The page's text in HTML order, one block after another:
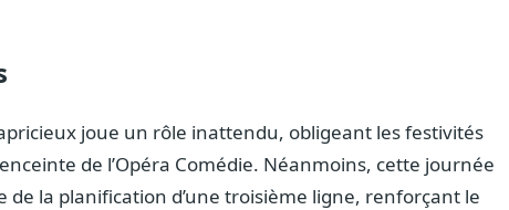
joue un rôle inattendu, obligeant les festivités
de l’Opéra Comédie. Néanmoins, cette journée
de la planification d’une troisième ligne, renforçant le